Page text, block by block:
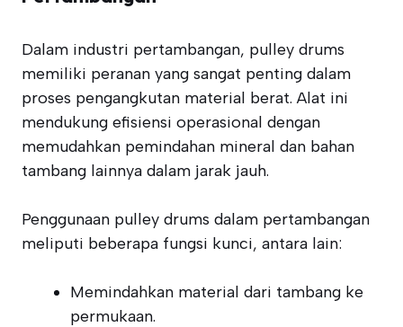
Dalam industri pertambangan, pulley drums
memiliki peranan yang sangat penting dalam
proses pengangkutan material berat. Alat ini
mendukung efisiensi operasional dengan
memudahkan pemindahan mineral dan bahan
tambang lainnya dalam jarak jauh.
Penggunaan pulley drums dalam pertambangan
meliputi beberapa fungsi kunci, antara lain:
Memindahkan material dari tambang ke
permukaan.